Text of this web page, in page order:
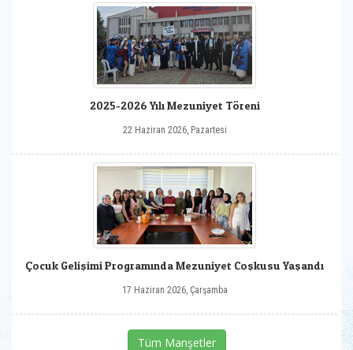
2025-2026 Yılı Mezuniyet Töreni
22 Haziran 2026, Pazartesi
Çocuk Gelişimi Programında Mezuniyet Coşkusu Yaşandı
17 Haziran 2026, Çarşamba
Tüm Manşetler